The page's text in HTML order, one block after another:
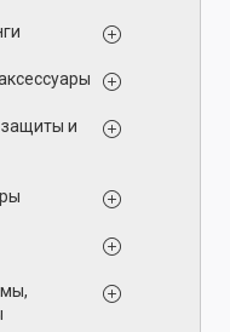
защиты и